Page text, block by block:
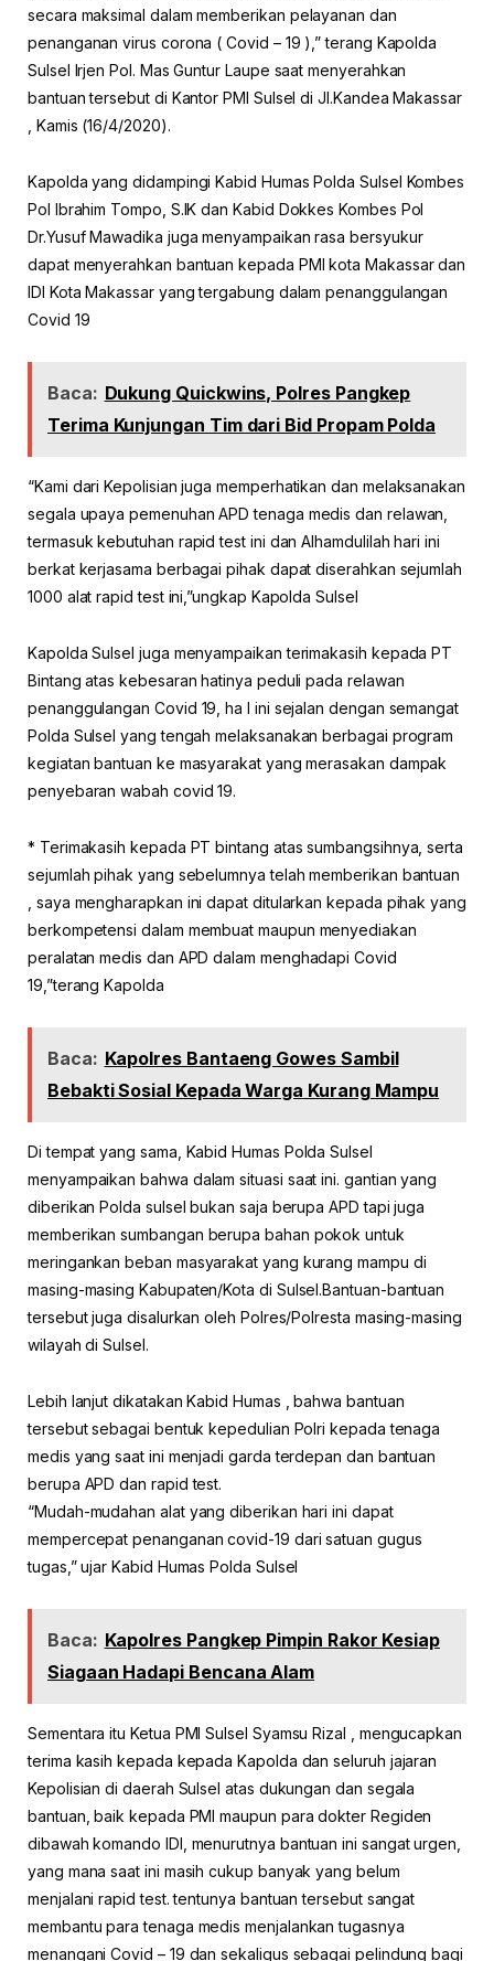
secara maksimal dalam memberikan pelayanan dan
penanganan virus corona ( Covid – 19 ),” terang Kapolda
Sulsel Irjen Pol. Mas Guntur Laupe saat menyerahkan
bantuan tersebut di Kantor PMI Sulsel di Jl.Kandea Makassar
, Kamis (16/4/2020).
Kapolda yang didampingi Kabid Humas Polda Sulsel Kombes
Pol Ibrahim Tompo, S.IK dan Kabid Dokkes Kombes Pol
Dr.Yusuf Mawadika juga menyampaikan rasa bersyukur
dapat menyerahkan bantuan kepada PMI kota Makassar dan
IDI Kota Makassar yang tergabung dalam penanggulangan
Covid 19
Baca: Dukung Quickwins, Polres Pangkep
Terima Kunjungan Tim dari Bid Propam Polda
“Kami dari Kepolisian juga memperhatikan dan melaksanakan
segala upaya pemenuhan APD tenaga medis dan relawan,
termasuk kebutuhan rapid test ini dan Alhamdulilah hari ini
berkat kerjasama berbagai pihak dapat diserahkan sejumlah
1000 alat rapid test ini,”ungkap Kapolda Sulsel
Kapolda Sulsel juga menyampaikan terimakasih kepada PT
Bintang atas kebesaran hatinya peduli pada relawan
penanggulangan Covid 19, ha l ini sejalan dengan semangat
Polda Sulsel yang tengah melaksanakan berbagai program
kegiatan bantuan ke masyarakat yang merasakan dampak
penyebaran wabah covid 19.
* Terimakasih kepada PT bintang atas sumbangsihnya, serta
sejumlah pihak yang sebelumnya telah memberikan bantuan
, saya mengharapkan ini dapat ditularkan kepada pihak yang
berkompetensi dalam membuat maupun menyediakan
peralatan medis dan APD dalam menghadapi Covid
19,”terang Kapolda
Baca: Kapolres Bantaeng Gowes Sambil
Bebakti Sosial Kepada Warga Kurang Mampu
Di tempat yang sama, Kabid Humas Polda Sulsel
menyampaikan bahwa dalam situasi saat ini. gantian yang
diberikan Polda sulsel bukan saja berupa APD tapi juga
memberikan sumbangan berupa bahan pokok untuk
meringankan beban masyarakat yang kurang mampu di
masing-masing Kabupaten/Kota di Sulsel.Bantuan-bantuan
tersebut juga disalurkan oleh Polres/Polresta masing-masing
wilayah di Sulsel.
Lebih lanjut dikatakan Kabid Humas , bahwa bantuan
tersebut sebagai bentuk kepedulian Polri kepada tenaga
medis yang saat ini menjadi garda terdepan dan bantuan
berupa APD dan rapid test.
“Mudah-mudahan alat yang diberikan hari ini dapat
mempercepat penanganan covid-19 dari satuan gugus
tugas,” ujar Kabid Humas Polda Sulsel
Baca: Kapolres Pangkep Pimpin Rakor Kesiap
Siagaan Hadapi Bencana Alam
Sementara itu Ketua PMI Sulsel Syamsu Rizal , mengucapkan
terima kasih kepada kepada Kapolda dan seluruh jajaran
Kepolisian di daerah Sulsel atas dukungan dan segala
bantuan, baik kepada PMI maupun para dokter Regiden
dibawah komando IDI, menurutnya bantuan ini sangat urgen,
yang mana saat ini masih cukup banyak yang belum
menjalani rapid test. tentunya bantuan tersebut sangat
membantu para tenaga medis menjalankan tugasnya
menangani Covid – 19 dan sekaligus sebagai pelindung bagi